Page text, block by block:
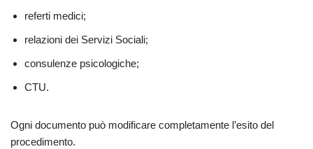
referti medici;
relazioni dei Servizi Sociali;
consulenze psicologiche;
CTU.
Ogni documento può modificare completamente l’esito del
procedimento.